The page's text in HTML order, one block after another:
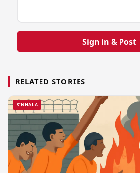
Sign in & Post
RELATED STORIES
SINHALA